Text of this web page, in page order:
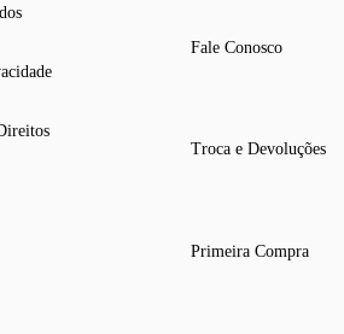
Fale Conosco
Troca e Devoluções
Primeira Compra